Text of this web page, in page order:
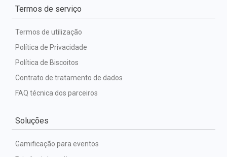
Termos de serviço
Termos de utilização
Política de Privacidade
Política de Biscoitos
Contrato de tratamento de dados
FAQ técnica dos parceiros
Soluções
Gamificação para eventos